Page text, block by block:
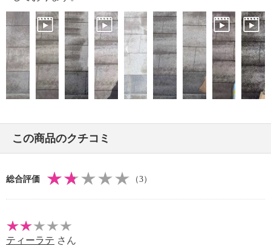
この商品のクチコミ
総合評価 （3）
ティーラテ さん